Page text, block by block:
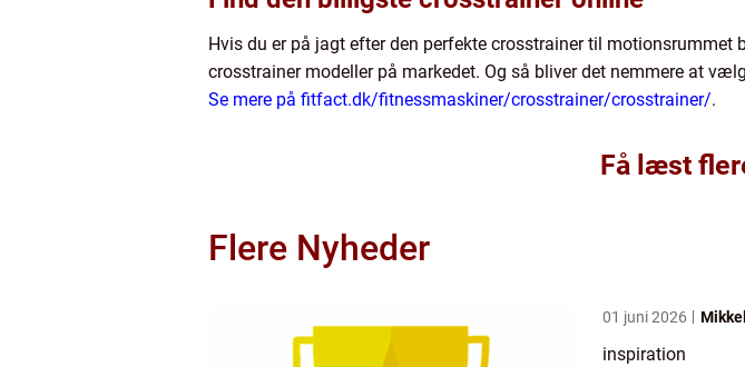
Hvis du er på jagt efter den perfekte crosstrainer til
crosstrainer modeller på markedet. Og så bliver det nemmere at
Se mere på fitfact.dk/fitnessmaskiner/crosstrainer/crosstrainer/.
Få læst
Flere Nyheder
01 juni 2026
inspiration